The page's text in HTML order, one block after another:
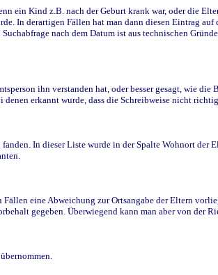
ein Kind z.B. nach der Geburt krank war, oder die
In derartigen Fällen hat man dann diesen Eintrag
nach dem Datum ist aus technischen
ihn verstanden hat, oder besser gesagt, wie die
erkannt wurde, dass die Schreibweise nicht
In dieser Liste wurde in der Spalte Wohnort der
eine Abweichung zur Ortsangabe der Eltern
gegeben. Überwiegend kann man aber von der